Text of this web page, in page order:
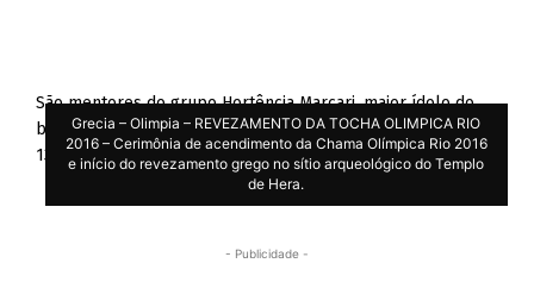
São mentores do grupo Hortência Marcari, maior ídolo do
basquetebol feminino brasileiro, e Clodoaldo Silva, dono de
13 medalhas em Jogos Paralímpicos.
Grecia – Olimpia – REVEZAMENTO DA TOCHA OLIMPICA RIO
2016 – Cerimônia de acendimento da Chama Olímpica Rio 2016
e início do revezamento grego no sítio arqueológico do Templo
de Hera.
- Publicidade -